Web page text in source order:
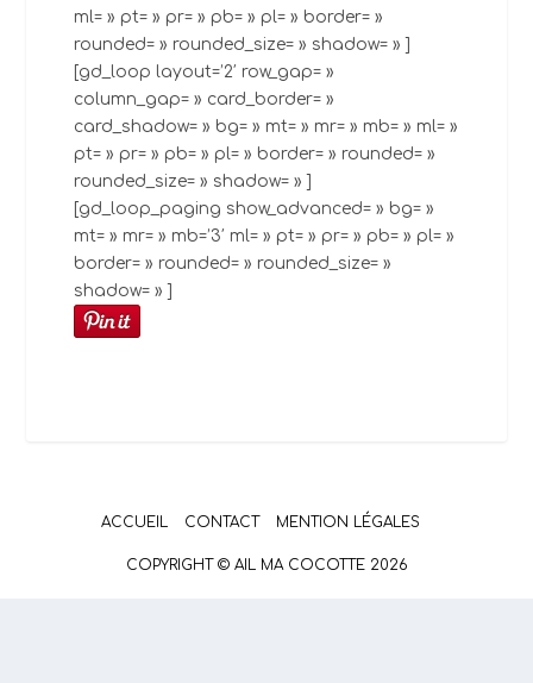
ml= » pt= » pr= » pb= » pl= » border= »
rounded= » rounded_size= » shadow= » ]
[gd_loop layout=’2′ row_gap= »
column_gap= » card_border= »
card_shadow= » bg= » mt= » mr= » mb= » ml= »
pt= » pr= » pb= » pl= » border= » rounded= »
rounded_size= » shadow= » ]
[gd_loop_paging show_advanced= » bg= »
mt= » mr= » mb=’3′ ml= » pt= » pr= » pb= » pl= »
border= » rounded= » rounded_size= »
shadow= » ]
ACCUEIL CONTACT MENTION LÉGALES
COPYRIGHT © AIL MA COCOTTE 2026